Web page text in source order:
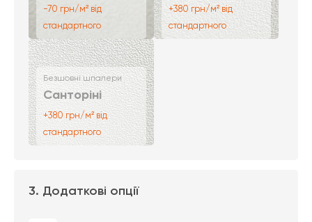
-70 грн/м² від
стандартного
+380 грн/м² від
стандартного
Безшовні шпалери
Санторіні
+380 грн/м² від
стандартного
3. Додаткові опції